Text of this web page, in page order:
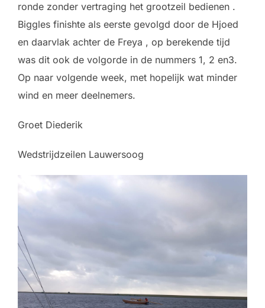
ronde zonder vertraging het grootzeil bedienen .
Biggles finishte als eerste gevolgd door de Hjoed
en daarvlak achter de Freya , op berekende tijd
was dit ook de volgorde in de nummers 1, 2 en3.
Op naar volgende week, met hopelijk wat minder
wind en meer deelnemers.
Groet Diederik
Wedstrijdzeilen Lauwersoog